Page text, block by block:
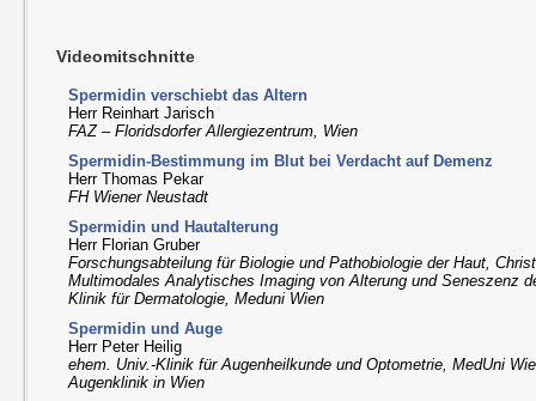
Videomitschnitte
Spermidin verschiebt das Altern
Herr Reinhart Jarisch
FAZ – Floridsdorfer Allergiezentrum, Wien
Spermidin-Bestimmung im Blut bei Verdacht auf Demenz
Herr Thomas Pekar
FH Wiener Neustadt
Spermidin und Hautalterung
Herr Florian Gruber
Forschungsabteilung für Biologie und Pathobiologie der Haut,
Multimodales Analytisches Imaging von Alterung und Seneszenz
Klinik für Dermatologie, Meduni Wien
Spermidin und Auge
Herr Peter Heilig
ehem. Univ.-Klinik für Augenheilkunde und Optometrie, MedUni
Augenklinik in Wien